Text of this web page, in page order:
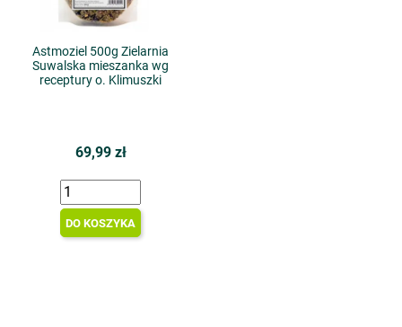
Astmoziel 500g Zielarnia
Suwalska mieszanka wg
receptury o. Klimuszki
69,99 zł
DO KOSZYKA